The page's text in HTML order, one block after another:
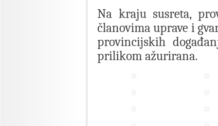
Na kraju susreta,
članovima uprave i
provincijskih
prilikom ažurirana.